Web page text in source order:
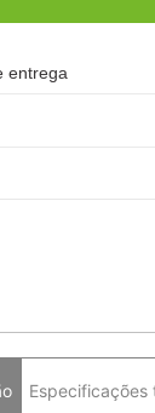
entrega
Especificações